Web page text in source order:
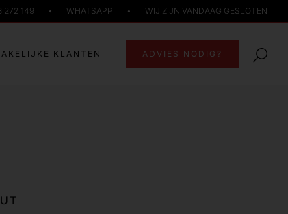
272 149 • WHATSAPP • WIJ ZIJN VANDAAG GESLOTEN
KLANTEN ADVIES NODIG?